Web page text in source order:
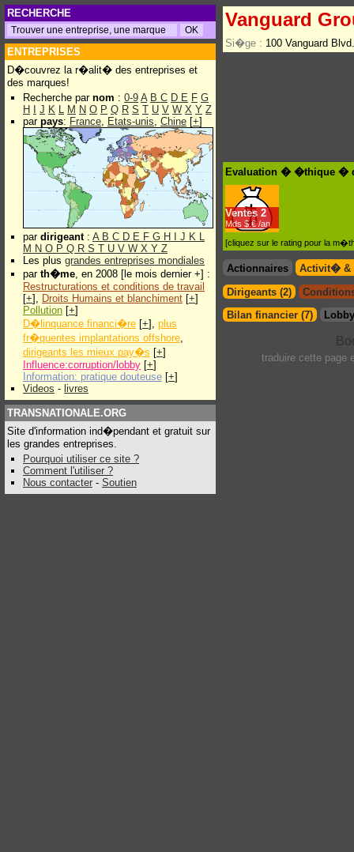
RECHERCHE
ENTREPRISES
D�couvrez la r�alit� des entreprises et
des marques!
Recherche par nom : 0-9 A B C D E F G
H
J K L M N O P Q R S T U V W X Y Z
par pays: France, Etats-unis, Chine [+]
par dirigeant: A B C D E F G H J K L
M N O P Q R S T U V W X Y Z
Les plus grandes entreprises mondiales
par th�me, en 2008 [le mois dernier +] :
Restructurations et conditions de travail
[+], Droits Humains et blanchiment [+]
Pollution [+]
D�linquance financi�re [+], plus
fr�quentes implantations offshore,
dirigeants les mieux pay�s [+]
Influence:corruption/lobby [+]
Information: pratique douteuse [+]
Videos - livres
TRANSNATIONALE.ORG
Site d'information ind�pendant et gratuit sur
les grandes entreprises.
Pourquoi utiliser ce site ?
Comment l'utiliser ?
Nous contacter - Soutien
Vanguard
Si�ge : 100 Vanguard
Evaluation � �thique �
Ventes 2
Mds $.€ /an
[cliquez sur le rating pour la
Actionnaires
Activit� &
Dirigeants (2)
Bilan financier (7)
traduire cette page